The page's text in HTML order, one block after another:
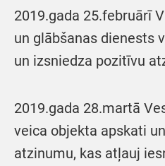
2019.gada 25.februārī
un glābšanas dienests
un izsniedza pozitīvu
2019.gada 28.martā
veica objekta apskati
atzinumu, kas atļauj